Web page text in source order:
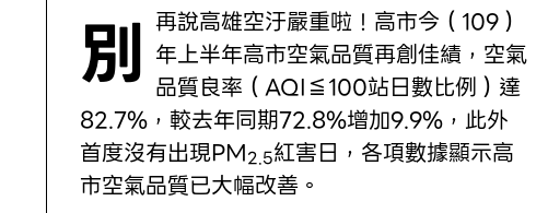
別再說高雄空汙嚴重啦！高市今（109） 年上半年高市空氣品質再創佳績，空氣
品質良率（AQI≦100站日數比例）達
82.7%，較去年同期72.8%增加9.9%，此外
首度沒有出現PM2.5紅害日，各項數據顯示高
市空氣品質已大幅改善。